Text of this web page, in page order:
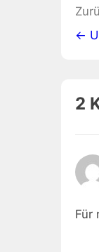
←
2
Für